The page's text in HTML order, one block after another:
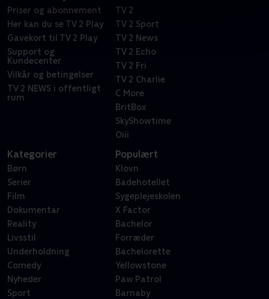
Priser og abonnement
Her kan du se TV 2 Play
Gavekort til TV 2 Play
Support og
Kundecenter
Vilkår og betingelser
TV 2 NEWS i offentligt
rum
TV 2
TV 2 Sport
TV 2 News
TV 2 Echo
TV 2 Fri
TV 2 Charlie
C More
BritBox
SkyShowtime
Oiii
Kategorier
Børn
Serier
Film
Dokumentar
Reality
Livsstil
Underholdning
Comedy
Nyheder
Sport
Populært
Klovn
Badehotellet
Sygeplejeskolen
X Factor
Bachelor
Forræder
Bachelorette
Yellowstone
Paw Patrol
Barnaby